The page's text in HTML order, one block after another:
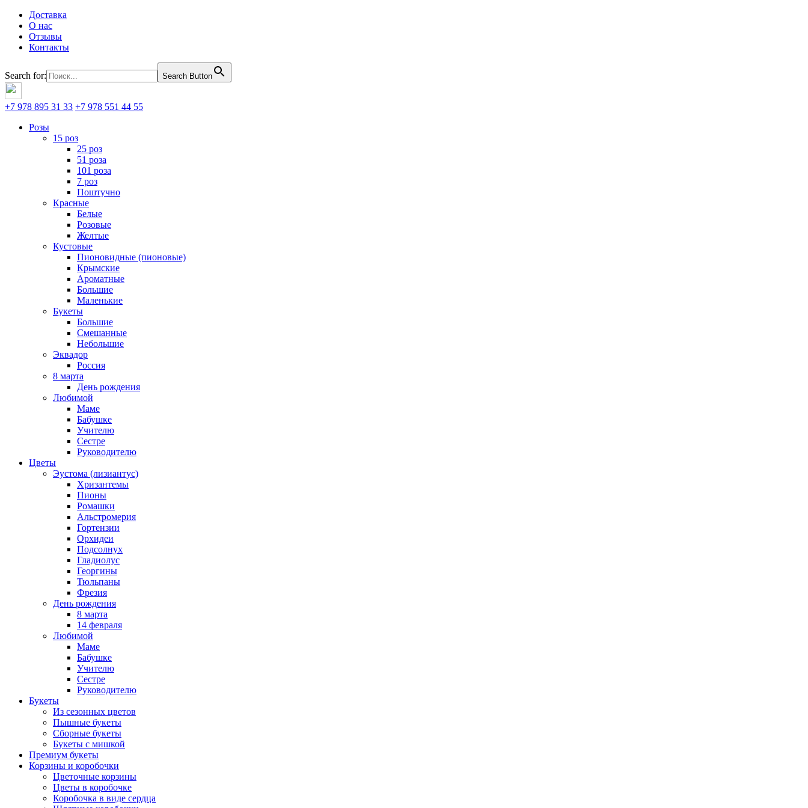
Доставка
О нас
Отзывы
Контакты
Search for: Search Button
+7 978 895 31 33 +7 978 551 44 55
Розы
15 роз
25 роз
51 роза
101 роза
7 роз
Поштучно
Красные
Белые
Розовые
Желтые
Кустовые
Пионовидные (пионовые)
Крымские
Ароматные
Большие
Маленькие
Букеты
Большие
Смешанные
Небольшие
Эквадор
Россия
8 марта
День рождения
Любимой
Маме
Бабушке
Учителю
Сестре
Руководителю
Цветы
Эустома (лизиантус)
Хризантемы
Пионы
Ромашки
Альстромерия
Гортензии
Орхидеи
Подсолнух
Гладиолус
Георгины
Тюльпаны
Фрезия
День рождения
8 марта
14 февраля
Любимой
Маме
Бабушке
Учителю
Сестре
Руководителю
Букеты
Из сезонных цветов
Пышные букеты
Сборные букеты
Букеты с мишкой
Премиум букеты
Корзины и коробочки
Цветочные корзины
Цветы в коробочке
Коробочка в виде сердца